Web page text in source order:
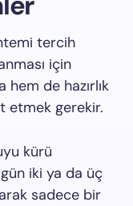
tercih
için
de hazırlık
etmek gerekir.
kürü
iki ya da üç
sadece bir